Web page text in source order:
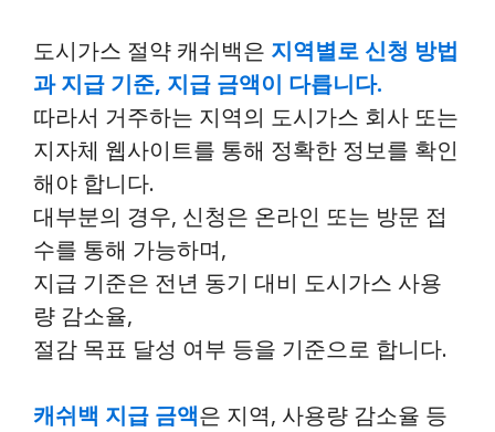
도시가스 절약 캐쉬백은 지역별로 신청 방법
과 지급 기준, 지급 금액이 다릅니다.
따라서 거주하는 지역의 도시가스 회사 또는
지자체 웹사이트를 통해 정확한 정보를 확인
해야 합니다.
대부분의 경우, 신청은 온라인 또는 방문 접
수를 통해 가능하며,
지급 기준은 전년 동기 대비 도시가스 사용
량 감소율,
절감 목표 달성 여부 등을 기준으로 합니다.
캐쉬백 지급 금액은 지역, 사용량 감소율 등